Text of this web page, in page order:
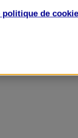
politique de